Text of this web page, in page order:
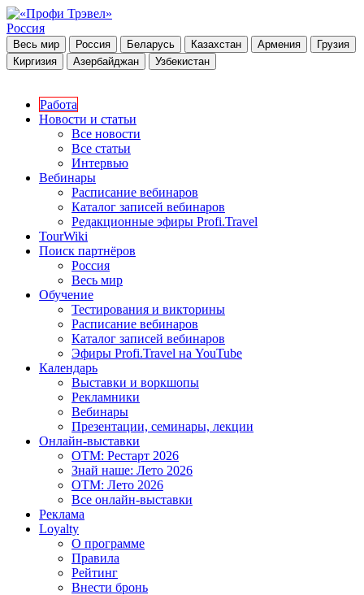
Россия
Весь мир Россия Беларусь Казахстан Армения
Грузия
Киргизия
Азербайджан Узбекистан
Работа
Новости и статьи
Все новости
Все статьи
Интервью
Вебинары
Расписание вебинаров
Каталог записей вебинаров
Редакционные эфиры Profi.Travel
TourWiki
Поиск партнёров
Россия
Весь мир
Обучение
Тестирования и викторины
Расписание вебинаров
Каталог записей вебинаров
Эфиры Profi.Travel на YouTube
Календарь
Выставки и воркшопы
Рекламники
Вебинары
Презентации, семинары, лекции
Онлайн-выставки
OTM: Рестарт 2026
Знай наше: Лето 2026
OTM: Лето 2026
Все онлайн-выставки
Реклама
Loyalty
О программе
Правила
Рейтинг
Внести бронь